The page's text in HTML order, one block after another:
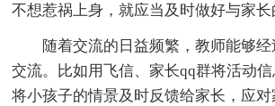
不想惹祸上身，就应当及时做好与家长
随着交流的日益频繁，教师能够经
交流。比如用飞信、家长qq群将活动信
将小孩子的情景及时反馈给家长，应